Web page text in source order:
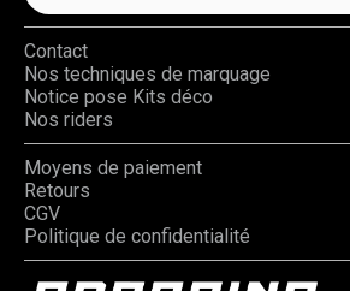
Contact
Nos techniques de marquage
Notice pose Kits déco
Nos riders
Moyens de paiement
Retours
CGV
Politique de confidentialité